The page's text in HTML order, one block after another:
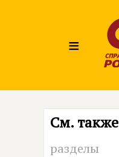
≡
См. также
разделы